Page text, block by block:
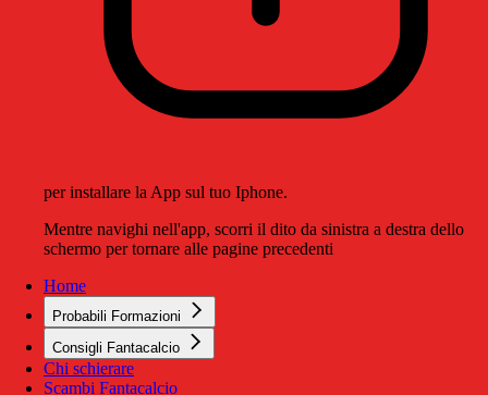
per installare la App sul tuo Iphone.
Mentre navighi nell'app, scorri il dito da sinistra a destra dello
schermo per tornare alle pagine precedenti
Home
Probabili Formazioni
Consigli Fantacalcio
Chi schierare
Scambi Fantacalcio